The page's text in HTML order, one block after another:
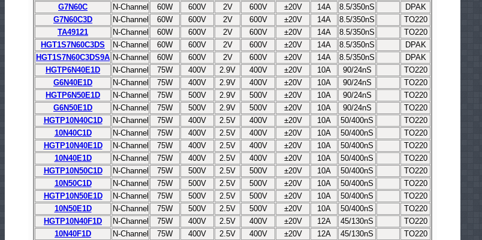
G7N60C
N-Channel 60W 600V 2V 600V ±20V 14A 8.5/350nS
DPAK
G7N60C3D
N-Channel 60W 600V 2V 600V ±20V 14A 8.5/350nS
TO220
TA49121
N-Channel 60W 600V 2V 600V ±20V 14A 8.5/350nS
TO220
HGT1S7N60C3DS
N-Channel 60W 600V 2V 600V ±20V 14A 8.5/350nS
DPAK
HGT1S7N60C3DS9A N-Channel 60W 600V 2V 600V ±20V 14A 8.5/350nS
DPAK
HGTP6N40E1D
N-Channel 75W 400V 2.9V 400V ±20V 10A 90/24nS
TO220
G6N40E1D
N-Channel 75W 400V 2.9V 400V ±20V 10A 90/24nS
TO220
HGTP6N50E1D
N-Channel 75W 500V 2.9V 500V ±20V 10A 90/24nS
TO220
G6N50E1D
N-Channel 75W 500V 2.9V 500V ±20V 10A 90/24nS
TO220
HGTP10N40C1D
N-Channel 75W 400V 2.5V 400V ±20V 10A 50/400nS
TO220
10N40C1D
N-Channel 75W 400V 2.5V 400V ±20V 10A 50/400nS
TO220
HGTP10N40E1D
N-Channel 75W 400V 2.5V 400V ±20V 10A 50/400nS
TO220
10N40E1D
N-Channel 75W 400V 2.5V 400V ±20V 10A 50/400nS
TO220
HGTP10N50C1D
N-Channel 75W 500V 2.5V 500V ±20V 10A 50/400nS
TO220
10N50C1D
N-Channel 75W 500V 2.5V 500V ±20V 10A 50/400nS
TO220
HGTP10N50E1D
N-Channel 75W 500V 2.5V 500V ±20V 10A 50/400nS
TO220
10N50E1D
N-Channel 75W 500V 2.5V 500V ±20V 10A 50/400nS
TO220
HGTP10N40F1D
N-Channel 75W 400V 2.5V 400V ±20V 12A 45/130nS
TO220
10N40F1D
N-Channel 75W 400V 2.5V 400V ±20V 12A 45/130nS
TO220